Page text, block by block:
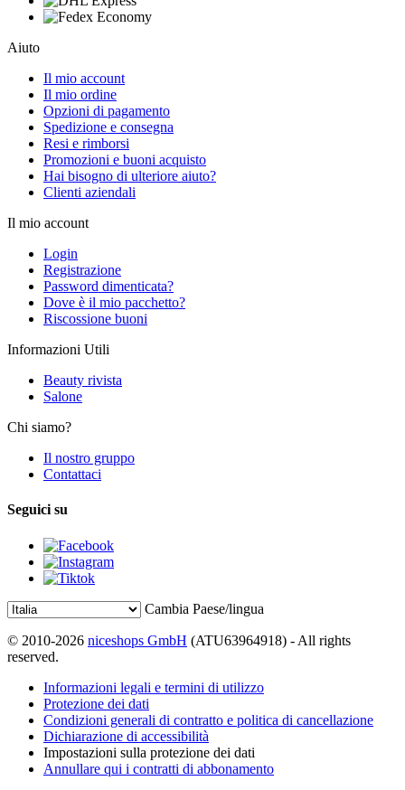
Aiuto
Il mio account
Il mio ordine
Opzioni di pagamento
Spedizione e consegna
Resi e rimborsi
Promozioni e buoni acquisto
Hai bisogno di ulteriore aiuto?
Clienti aziendali
Il mio account
Login
Registrazione
Password dimenticata?
Dove è il mio pacchetto?
Riscossione buoni
Informazioni Utili
Beauty rivista
Salone
Chi siamo?
Il nostro gruppo
Contattaci
Seguici su
Cambia Paese/lingua
© 2010-2026 niceshops GmbH (ATU63964918) - All rights
reserved.
Informazioni legali e termini di utilizzo
Protezione dei dati
Condizioni generali di contratto e politica di cancellazione
Dichiarazione di accessibilità
Impostazioni sulla protezione dei dati
Annullare qui i contratti di abbonamento